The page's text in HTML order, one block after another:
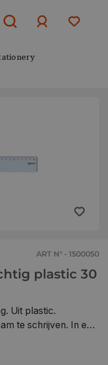
ART N° - 1500050
plastic 30
Uit plastic.
te schrijven. In een
transparant 30 cm